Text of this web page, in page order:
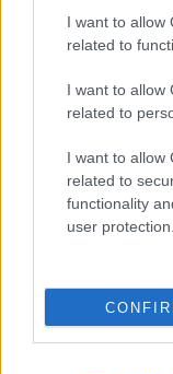
I want to allow
related to
I want to allow
related to
I want to allow
related to
functionality
user protection.
Continua a